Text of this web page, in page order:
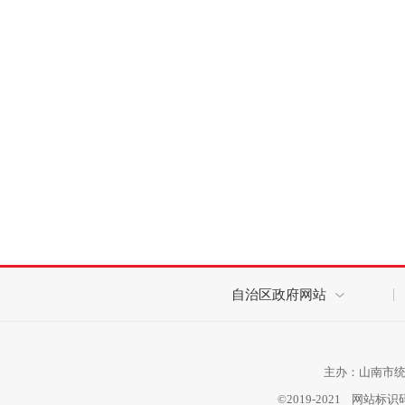
自治区政府网站
主办：山南市
©2019-2021 网站标识